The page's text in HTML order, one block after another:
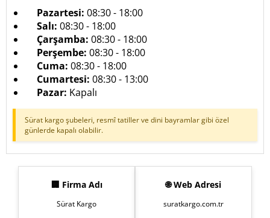
Pazartesi: 08:30 - 18:00
Salı: 08:30 - 18:00
Çarşamba: 08:30 - 18:00
Perşembe: 08:30 - 18:00
Cuma: 08:30 - 18:00
Cumartesi: 08:30 - 13:00
Pazar: Kapalı
Sürat kargo şubeleri, resmî tatiller ve dini bayramlar gibi özel
günlerde kapalı olabilir.
🏢 Firma Adı
Sürat Kargo
🌐 Web Adresi
suratkargo.com.tr